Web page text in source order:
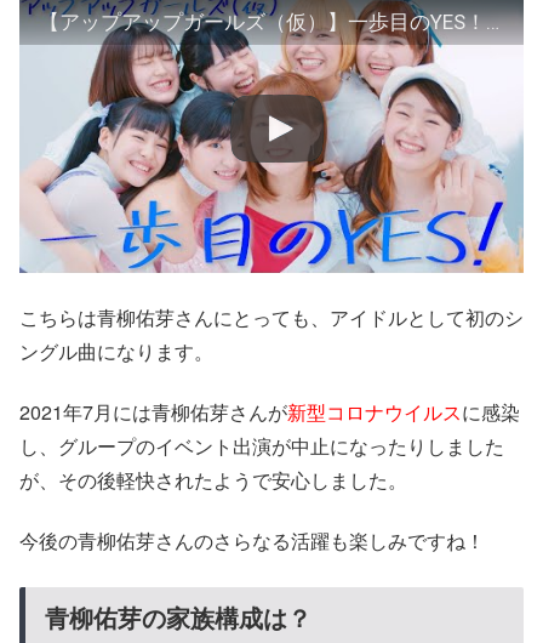
【アップアップガールズ（仮）】一歩目のYES！【MUSIC VIDEO】
こちらは青柳佑芽さんにとっても、アイドルとして初のシ
ングル曲になります。
2021年7月には青柳佑芽さんが新型コロナウイルスに感染
し、グループのイベント出演が中止になったりしました
が、その後軽快されたようで安心しました。
今後の青柳佑芽さんのさらなる活躍も楽しみですね！
青柳佑芽の家族構成は？